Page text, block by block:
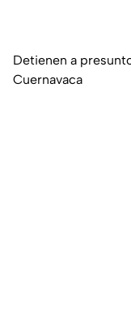
Detienen a
Cuernavaca